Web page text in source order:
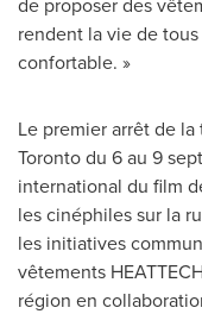
rendent la vie de
confortable. »
Le premier arrêt de la
Torontodu 6 au 9
international du film
les cinéphiles sur la
les initiatives
vêtements
région en